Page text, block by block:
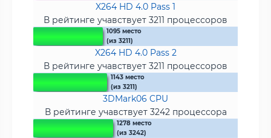
X264 HD 4.0 Pass 1
В рейтинге учавствует 3211 процессоров
1095 место
(из 3211)
X264 HD 4.0 Pass 2
В рейтинге учавствует 3211 процессоров
1143 место
(из 3211)
3DMark06 CPU
В рейтинге учавствует 3242 процессора
1278 место
(из 3242)